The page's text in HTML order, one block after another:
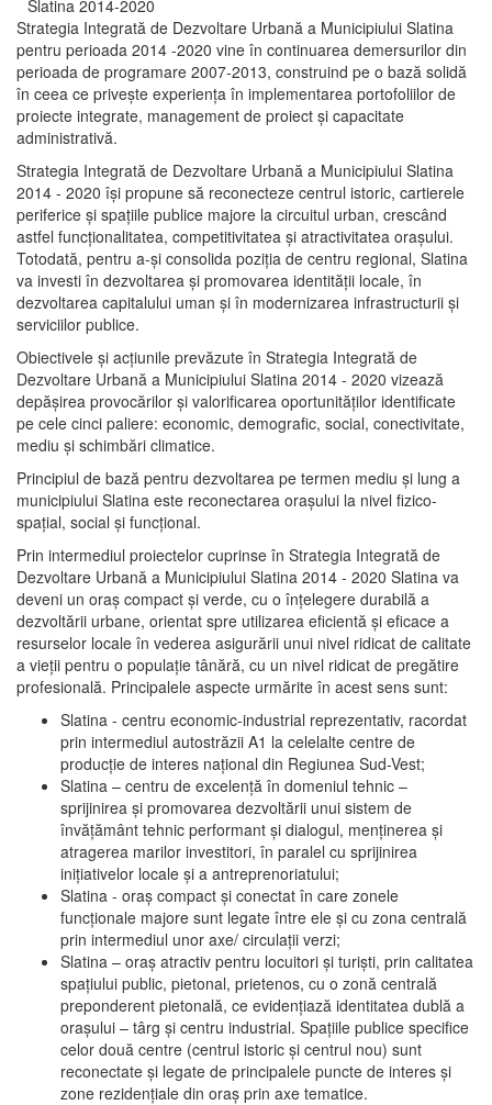
Strategia Integrată de Dezvoltare Urbană a Municipiului Slatina
pentru perioada 2014 -2020 vine în continuarea demersurilor din
perioada de programare 2007-2013, construind pe o bază solidă
în ceea ce priveşte experienţa în implementarea portofoliilor de
proiecte integrate, management de proiect și capacitate
administrativă.
Strategia Integrată de Dezvoltare Urbană a Municipiului Slatina
2014 - 2020 își propune să reconecteze centrul istoric, cartierele
periferice şi spaţiile publice majore la circuitul urban, crescând
astfel funcţionalitatea, competitivitatea şi atractivitatea oraşului.
Totodată, pentru a-şi consolida poziţia de centru regional, Slatina
va investi în dezvoltarea şi promovarea identităţii locale, în
dezvoltarea capitalului uman şi în modernizarea infrastructurii şi
serviciilor publice.
Obiectivele şi acţiunile prevăzute în Strategia Integrată de
Dezvoltare Urbană a Municipiului Slatina 2014 - 2020 vizează
depășirea provocărilor şi valorificarea oportunităţilor identificate
pe cele cinci paliere: economic, demografic, social, conectivitate,
mediu şi schimbări climatice.
Principiul de bază pentru dezvoltarea pe termen mediu şi lung a
municipiului Slatina este reconectarea oraşului la nivel fizico-
spaţial, social şi funcţional.
Prin intermediul proiectelor cuprinse în Strategia Integrată de
Dezvoltare Urbană a Municipiului Slatina 2014 - 2020 Slatina va
deveni un oraş compact şi verde, cu o înţelegere durabilă a
dezvoltării urbane, orientat spre utilizarea eficientă şi eficace a
resurselor locale în vederea asigurării unui nivel ridicat de calitate
a vieţii pentru o populaţie tânără, cu un nivel ridicat de pregătire
profesională. Principalele aspecte urmărite în acest sens sunt:
Slatina - centru economic-industrial reprezentativ, racordat
prin intermediul autostrăzii A1 la celelalte centre de
producţie de interes naţional din Regiunea Sud-Vest;
Slatina – centru de excelenţă în domeniul tehnic –
sprijinirea şi promovarea dezvoltării unui sistem de
învăţământ tehnic performant şi dialogul, menţinerea şi
atragerea marilor investitori, în paralel cu sprijinirea
iniţiativelor locale şi a antreprenoriatului;
Slatina - oraş compact şi conectat în care zonele
funcţionale majore sunt legate între ele şi cu zona centrală
prin intermediul unor axe/ circulații verzi;
Slatina – oraş atractiv pentru locuitori şi turişti, prin calitatea
spaţiului public, pietonal, prietenos, cu o zonă centrală
preponderent pietonală, ce evidenţiază identitatea dublă a
oraşului – târg şi centru industrial. Spaţiile publice specifice
celor două centre (centrul istoric şi centrul nou) sunt
reconectate şi legate de principalele puncte de interes şi
zone rezidenţiale din oraş prin axe tematice.